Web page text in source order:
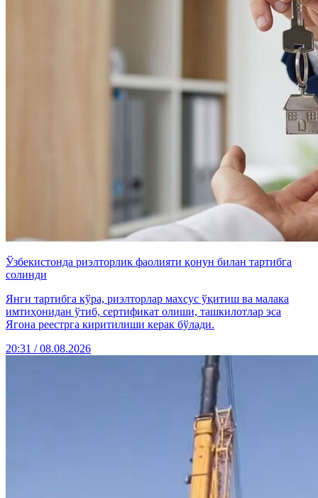
Ўзбекистонда риэлторлик фаолияти қонун билан тартибга
солинди
Янги тартибга кўра, риэлторлар махсус ўқитиш ва малака
имтиҳонидан ўтиб, сертификат олиши, ташкилотлар эса
Ягона реестрга киритилиши керак бўлади.
20:31 / 08.08.2026